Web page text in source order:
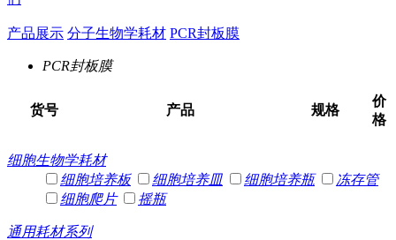
产品展示 分子生物学耗材 PCR封板膜
PCR封板膜
货号 产品 规格
价
格
细胞生物学耗材
细胞培养板
细胞培养皿 细胞培养瓶
冻存管
细胞爬片
摇瓶
通用耗材系列